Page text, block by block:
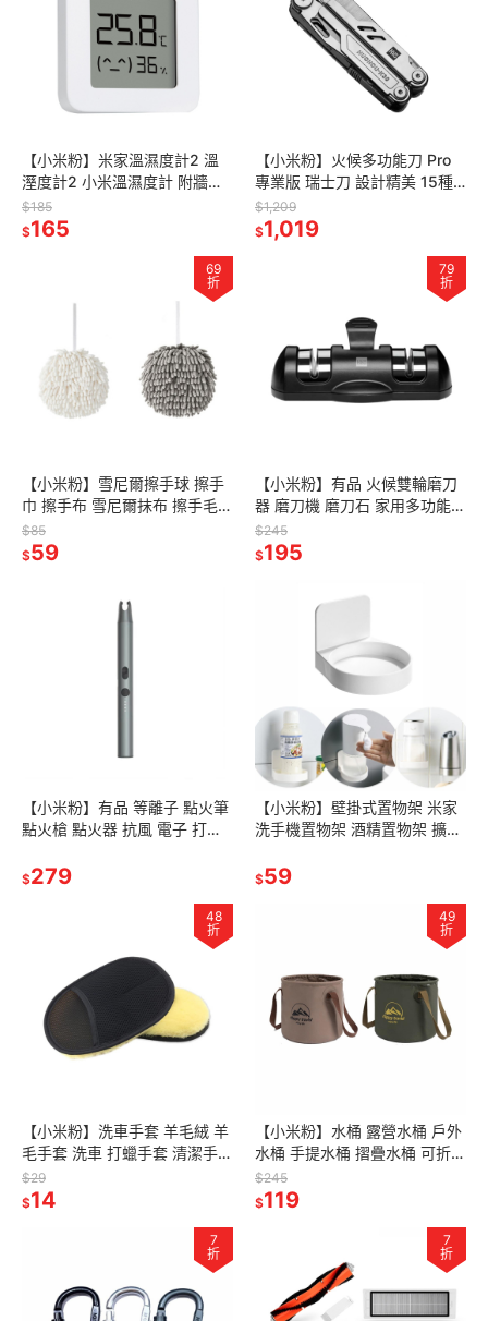
【小米粉】米家溫濕度計2 溫
溼度計2 小米溫濕度計 附牆貼
溫度計 溼度計 監測 溫度 濕度
溫濕度測量 溫濕度計
$185
$165
【小米粉】火候多功能刀 Pro
專業版 瑞士刀 設計精美 15種
功能 經久耐用 小巧便捷
$1,209
$1,019
69
折
【小米粉】雪尼爾擦手球 擦手
巾 擦手布 雪尼爾抹布 擦手毛巾
掛式擦手毛巾 吸水抹布 擦手球
擦手 廚房抹布擦手巾
$85
$59
79
折
【小米粉】有品 火候雙輪磨刀
器 磨刀機 磨刀石 家用多功能磨
刀器 磨菜刀 廚房用品 不銹鋼
金剛石 火侯磨刀器
$245
$195
【小米粉】有品 等離子 點火筆
點火槍 點火器 抗風 電子 打火
點火
$279
【小米粉】壁掛式置物架 米家
洗手機置物架 酒精置物架 擴香
圓形置物架 瓶罐置物架 調味罐
$59
48
折
【小米粉】洗車手套 羊毛絨 羊
毛手套 洗車 打蠟手套 清潔手套
玻璃擦 擦車手套 短毛 仿羊毛
輪框 擦車 輪框 玻璃
$29
$14
49
折
【小米粉】水桶 露營水桶 戶外
水桶 手提水桶 摺疊水桶 可折疊
水桶 旅行水桶 圓形折疊水桶 折
疊盆 戶外水桶
$245
$119
7
折
7
折